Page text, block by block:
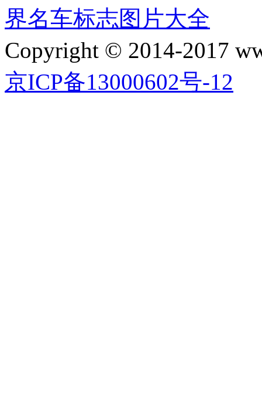
界名车标志图片大全
Copyright © 2014-2017
京ICP备13000602号-12